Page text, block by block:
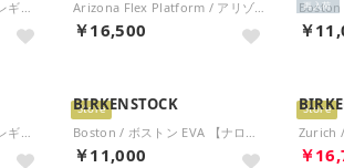
￥16,500 ￥
再入荷
Store
BIRKENSTOCK
￥11,000
Store
￥